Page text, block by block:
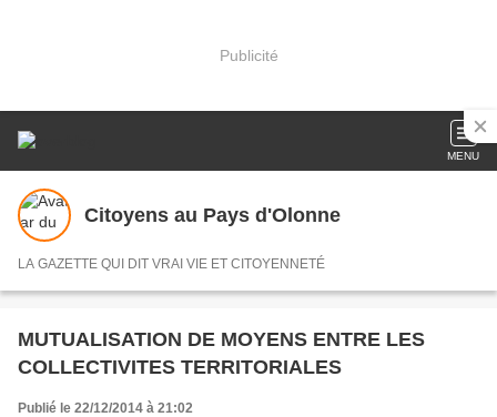
Publicité
MENU
Citoyens au Pays d'Olonne
LA GAZETTE QUI DIT VRAI VIE ET CITOYENNETÉ
MUTUALISATION DE MOYENS ENTRE LES
COLLECTIVITES TERRITORIALES
Publié le 22/12/2014 à 21:02